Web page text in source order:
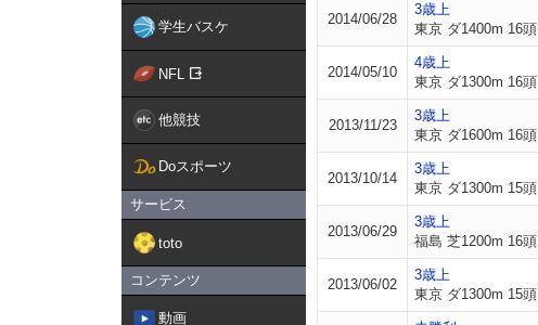
学生バスケ
NFL
他競技
Doスポーツ
サービス
toto
コンテンツ
動画
2014/06/28
3歳上
東京 ダ1400m 16頭
2014/05/10
4歳上
東京 ダ1300m 16頭
2013/11/23
3歳上
東京 ダ1600m 16頭
2013/10/14
3歳上
東京 ダ1300m 15頭
2013/06/29
3歳上
福島 芝1200m 16頭
2013/06/02
3歳上
東京 ダ1300m 15頭